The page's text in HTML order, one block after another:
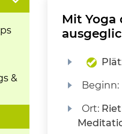
&
Mit
Beginn:
Ort: